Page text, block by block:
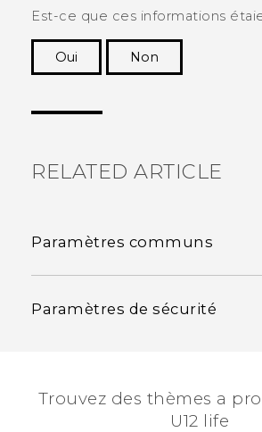
Est-ce que ces informations
Oui
Non
RELATED ARTICLE
Paramètres communs
Paramètres de sécurité
Trouvez des thèmes a
U12 life